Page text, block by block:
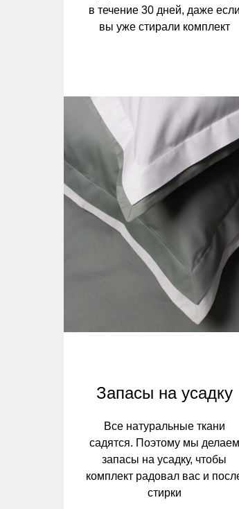
в течение 30 дней, даже если
вы уже стирали комплект
Запасы на усадку
Все натуральные ткани
садятся. Поэтому мы делаем
запасы на усадку, чтобы
комплект радовал вас и
стирки